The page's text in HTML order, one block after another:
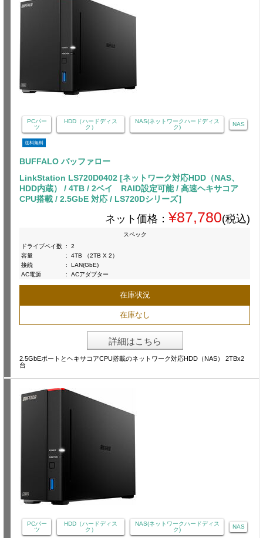
PCパー
ツ
HDD（ハードディス
ク）
NAS(ネットワークハードディス
ク)
NAS
送料無料
BUFFALO バッファロー
LinkStation LS720D0402 [ネットワーク対応HDD（NAS、
HDD内蔵） / 4TB / 2ベイ RAID設定可能 / 高速ヘキサコア
CPU搭載 / 2.5GbE 対応 / LS720Dシリーズ］
ネット価格： ¥87,780(税込)
スペック
ドライブベイ数 :
2
容量
:
4TB （2TB X 2）
接続
:
LAN(GbE)
AC電源
: ACアダプター
在庫状況
在庫なし
詳細はこちら
2.5GbEポートとヘキサコアCPU搭載のネットワーク対応HDD（NAS） 2TBx2
台
PCパー
ツ
HDD（ハードディス
ク）
NAS(ネットワークハードディス
ク)
NAS